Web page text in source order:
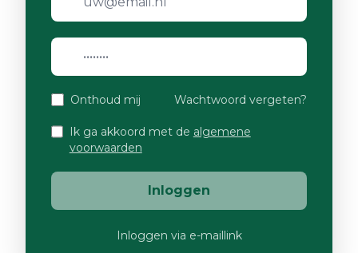
Onthoud mij Wachtwoord vergeten?
Ik ga akkoord met de algemene
voorwaarden
Inloggen
Inloggen via e-maillink